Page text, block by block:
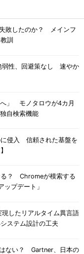
敗したのか？ メインフ
訓
弱性、回避策なし 速やか
へ」 モノタロウが4カ月
自検索機能
に侵入 信頼された基盤を
る？ Chromeが模索する
ップデート」
現したリアルタイム異言語
ステム設計の工夫
ない？ Gartner、日本の